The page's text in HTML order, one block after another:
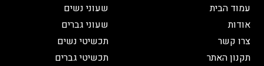
עמוד הבית
אודות
צרו קשר
תקנון האתר
שעוני נשים
שעוני גברים
תכשיטי נשים
תכשיטי גברים